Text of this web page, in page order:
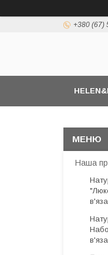
+380 (67)
Наша